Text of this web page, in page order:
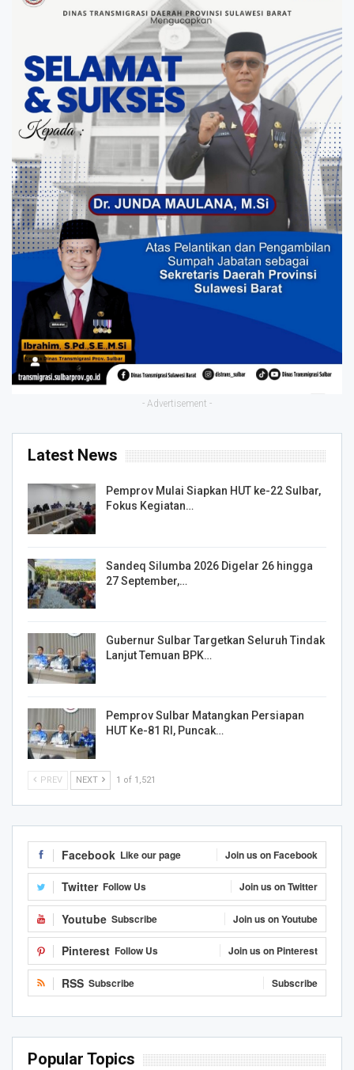
- Advertisement -
Latest News
Pemprov Mulai Siapkan HUT ke-22 Sulbar,
Fokus Kegiatan…
Sandeq Silumba 2026 Digelar 26 hingga
27 September,…
Gubernur Sulbar Targetkan Seluruh Tindak
Lanjut Temuan BPK…
Pemprov Sulbar Matangkan Persiapan
HUT Ke-81 RI, Puncak…
PREV NEXT 1 of 1,521
Facebook Like our page Join us on Facebook
Twitter Follow Us Join us on Twitter
Youtube Subscribe Join us on Youtube
Pinterest Follow Us Join us on Pinterest
RSS Subscribe Subscribe
Popular Topics